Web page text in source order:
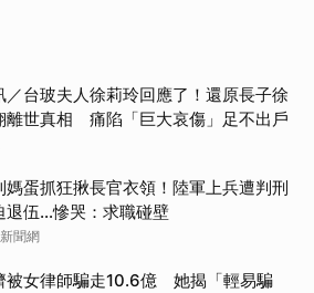
／台玻夫人徐莉玲回應了！還原長子徐
離世真相 痛陷「巨大哀傷」足不出戶
媽蛋抓狂揪長官衣領！陸軍上兵遭判刑
退伍…慘哭：求職碰壁
聞網
被女律師騙走10.6億 她揭「輕易騙